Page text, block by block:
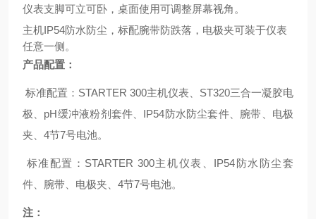
仪表支脚可立可卧，桌面使用可调整屏幕视角。
主机IP54防水防尘，标配腕带防跌落，电极夹可装于仪表
任意一侧。
产品配置：
标准配置： STARTER 300主机仪表、 ST320三合一凝胶电
极、 pH缓冲液粉剂套件、 IP54防水防尘套件、腕带、电极
夹、 4节7号电池。
标准配置： STARTER 300主机仪表、 IP54防水防尘套
件、腕带、电极夹、 4节7号电池。
注：